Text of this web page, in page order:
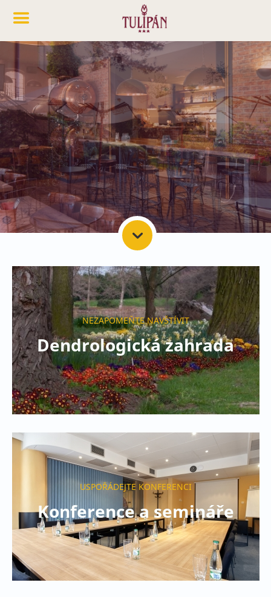
NEZAPOMEŇTE NAVŠTÍVIT
Dendrologická zahrada
USPOŘÁDEJTE KONFERENCI
Konference a semináře